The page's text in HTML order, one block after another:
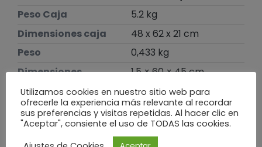
Peso Caja
5.2 kg
Dimensiones caja
48 x 62 x 21 cm
Peso
0,433 kg
Dimensiones
1,5 × 60 × 45 cm
Te puede interesar
Utilizamos cookies en nuestro sitio web para
ofrecerle la experiencia más relevante al recordar
sus preferencias y visitas repetidas. Al hacer clic en
"Aceptar", consiente el uso de TODAS las cookies.